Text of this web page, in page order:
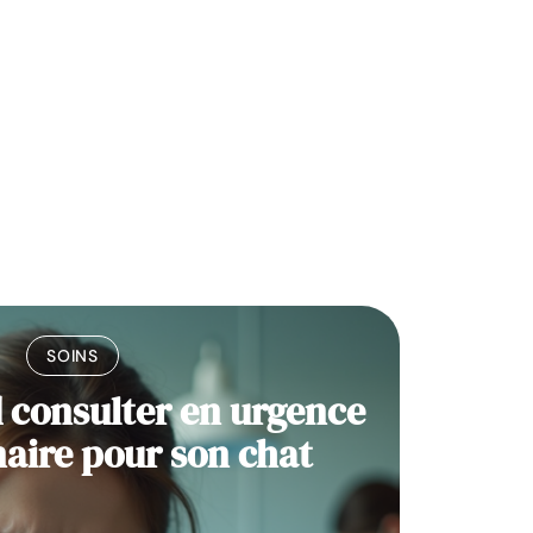
SOINS
en urgence
pour son chat